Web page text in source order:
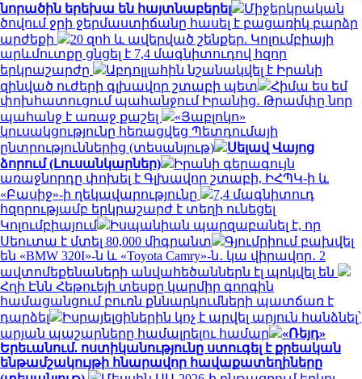
նորածին երեխա են հայտնաբերել
Միջերկրական
ծովում ջրի ջերմաստիճանը հասել է բացառիկ բարձր
արժեքի
20 զոհ և ավերված շենքեր. Կոլումբիայի
արևմուտքը ցնցել է 7,4 մագնիտուդով հզոր
երկրաշարժը
Աբդոլլահին նշանակվել է Իրանի
զինված ուժերի գլխավոր շտաբի պետ
Հիմա ես եմ
փոխհատուցում պահանջում Իրանից․ Թրամփը նոր
պահանջ է առաջ քաշել
«Յաբլոկո»
կուսակցությունը հեռացվեց Պետդումայի
ընտրություններից (տեսանյութ)
Սելավ Վայոց
ձորում (Լուսանկարներ)
Իրանի գերագույն
առաջնորդը փոխել է Գլխավոր շտաբի, ԻՀՊԿ-ի և
«Բասիջ»-ի ղեկավարությունը
7,4 մագնիտուդ
հզորությամբ երկրաշարժ է տեղի ունեցել
Կոլումբիայում
Իսպանիան պարզաբանել է, որ
Սեուտա է մտել 80,000 միգրանտ
Գյումրիում բախվել
են «BMW 320I»-ն և «Toyota Camry»-ն․ կա վիրավոր․ 2
ավտոմեքենաների անվահեծաններն էլ պոկվել են
Հղի Էնն Հեթուեյի տեսքը կարմիր գորգին
համացանցում բուռն քննարկումների պատճառ է
դարձել
Իսրայելցիներին կոչ է արվել արյուն հանձնել՝
արյան պաշարները համալրելու համար
«Ռեյդ»
Երեւանում. ոստիկանությունը ստուգել է քրեական
ենթամշակույթի հնարավոր հավաքատեղիները